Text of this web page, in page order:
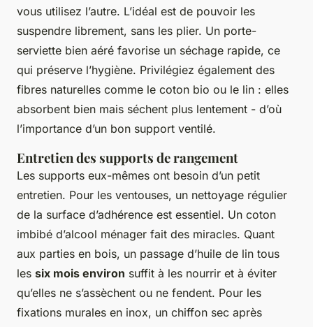
vous utilisez l’autre. L’idéal est de pouvoir les
suspendre librement, sans les plier. Un porte-
serviette bien aéré favorise un séchage rapide, ce
qui préserve l’hygiène. Privilégiez également des
fibres naturelles comme le coton bio ou le lin : elles
absorbent bien mais séchent plus lentement - d’où
l’importance d’un bon support ventilé.
Entretien des supports de rangement
Les supports eux-mêmes ont besoin d’un petit
entretien. Pour les ventouses, un nettoyage régulier
de la surface d’adhérence est essentiel. Un coton
imbibé d’alcool ménager fait des miracles. Quant
aux parties en bois, un passage d’huile de lin tous
les six mois environ suffit à les nourrir et à éviter
qu’elles ne s’assèchent ou ne fendent. Pour les
fixations murales en inox, un chiffon sec après